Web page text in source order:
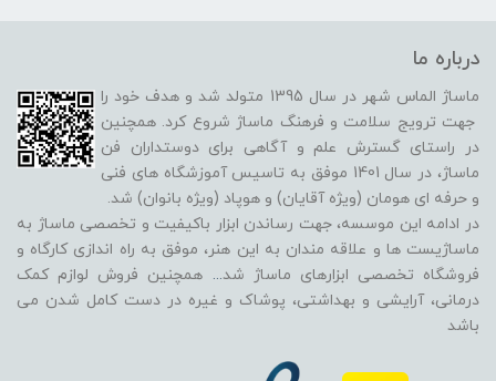
درباره ما
ماساژ الماس شهر در سال 1395 متولد شد و هدف خود را
جهت ترویج سلامت و فرهنگ ماساژ شروع کرد. همچنین
در راستای گسترش علم و آگاهی برای دوستداران فن
ماساژ، در سال 1401 موفق به تاسیس آموزشگاه های فنی
و حرفه ای هومان (ویژه آقایان) و هوپاد (ویژه بانوان) شد.
در ادامه این موسسه، جهت رساندن ابزار باکیفیت و تخصصی ماساژ به
ماساژیست ها و علاقه مندان به این هنر، موفق به راه اندازی کارگاه و
فروشگاه تخصصی ابزارهای ماساژ شد... همچنین فروش لوازم کمک
درمانی، آرایشی و بهداشتی، پوشاک و غیره در دست کامل شدن می
باشد